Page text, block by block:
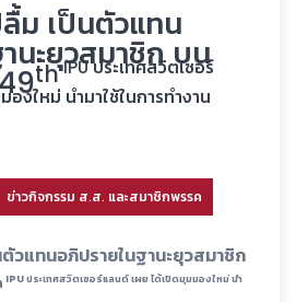
ม เป็นตัวแทน
นะยุวสมาชิก บน
thIPU ประเทศสวิตเซอร์
องใหม่ นำมาใช้ในการทำงาน
ข่าวกิจกรรม ส.ส. และสมาชิกพรรค
วแทนอภิปรายในฐานะยุวสมาชิก
IPU ประเทศสวิตเซอร์แลนด์ เผย ได้เปิดมุมมองใหม่ นำ